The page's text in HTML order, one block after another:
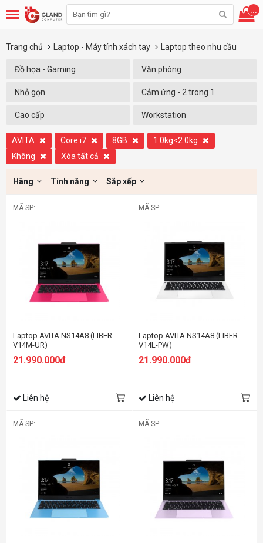
...
Trang chủ Laptop - Máy tính xách tay Laptop theo nhu cầu
Đồ họa - Gaming Văn phòng
Nhỏ gọn Cảm ứng - 2 trong 1
Cao cấp Workstation
AVITA Core i7 8GB
1.0kg<2.0kg
Không
Xóa tất cả
Hãng Tính năng Sắp xếp
MÃ SP:
Laptop AVITA NS14A8 (LIBER
V14M-UR)
21.990.000đ
Liên hệ
MÃ SP:
Laptop AVITA NS14A8 (LIBER
V14L-PW)
21.990.000đ
Liên hệ
MÃ SP: MÃ SP: